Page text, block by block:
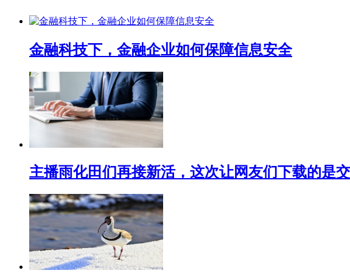
金融科技下，金融企业如何保障信息安全
主播雨化田们再接新活，这次让网友们下载的是